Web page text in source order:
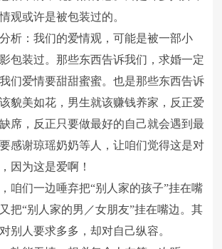
观或许是被包装过的。
析：我们的爱情观，可能是被一部小
包装过。那些东西告诉我们，求婚一定
们爱情要甜甜蜜蜜。也是那些东西告诉
貌美如花，男生就该赚钱养家，反正爱
席，反正只要做最好的自己就会遇到最
感谢琼瑶奶奶等人，让咱们觉得这是对
因为这是爱啊！
们一边唾弃把“别人家的孩子”挂在嘴
把“别人家的男／女朋友”挂在嘴边。其
别人要求多多，却对自己纵容。